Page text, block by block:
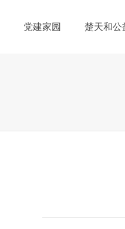
党建家园 楚天和公